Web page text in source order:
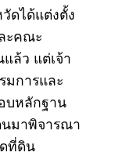
ดได้แต่งตั้ง
ะคณะ
ล้ว แต่เจ้า
มการและ
บหลักฐาน
นมาพิจารณา
ที่ดิน